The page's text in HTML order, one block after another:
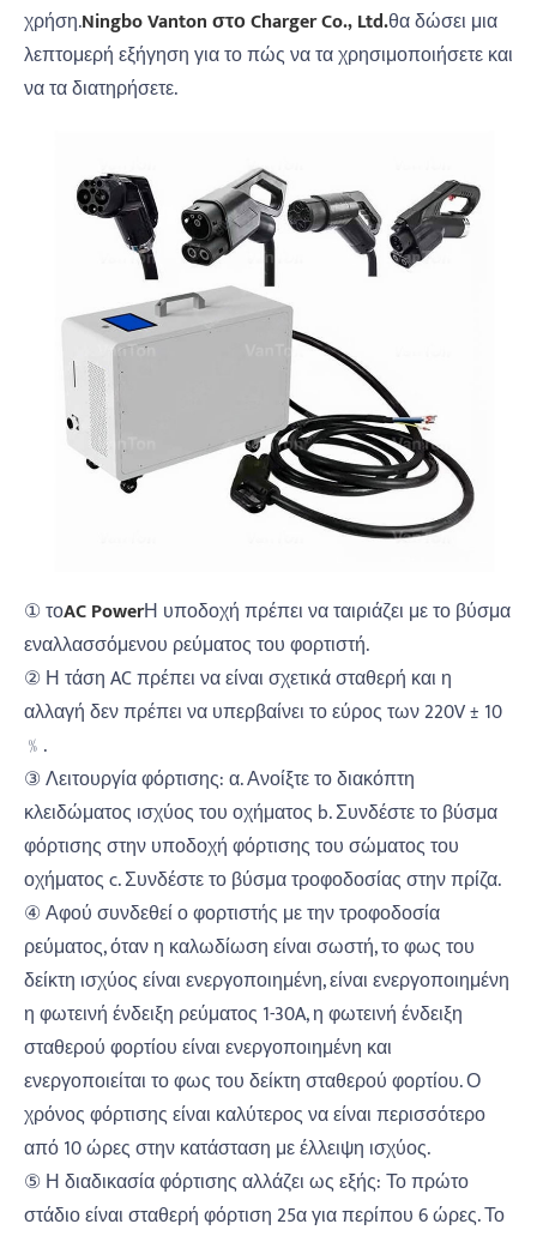
χρήση.Ningbo Vanton στο Charger Co., Ltd.θα δώσει μια
λεπτομερή εξήγηση για το πώς να τα χρησιμοποιήσετε και
να τα διατηρήσετε.
① τοAC PowerΗ υποδοχή πρέπει να ταιριάζει με το βύσμα
εναλλασσόμενου ρεύματος του φορτιστή.
② Η τάση AC πρέπει να είναι σχετικά σταθερή και η
αλλαγή δεν πρέπει να υπερβαίνει το εύρος των 220V ± 10
﹪.
③ Λειτουργία φόρτισης: α. Ανοίξτε το διακόπτη
κλειδώματος ισχύος του οχήματος b. Συνδέστε το βύσμα
φόρτισης στην υποδοχή φόρτισης του σώματος του
οχήματος c. Συνδέστε το βύσμα τροφοδοσίας στην πρίζα.
④ Αφού συνδεθεί ο φορτιστής με την τροφοδοσία
ρεύματος, όταν η καλωδίωση είναι σωστή, το φως του
δείκτη ισχύος είναι ενεργοποιημένη, είναι ενεργοποιημένη
η φωτεινή ένδειξη ρεύματος 1-30A, η φωτεινή ένδειξη
σταθερού φορτίου είναι ενεργοποιημένη και
ενεργοποιείται το φως του δείκτη σταθερού φορτίου. Ο
χρόνος φόρτισης είναι καλύτερος να είναι περισσότερο
από 10 ώρες στην κατάσταση με έλλειψη ισχύος.
⑤ Η διαδικασία φόρτισης αλλάζει ως εξής: Το πρώτο
στάδιο είναι σταθερή φόρτιση 25α για περίπου 6 ώρες. Το